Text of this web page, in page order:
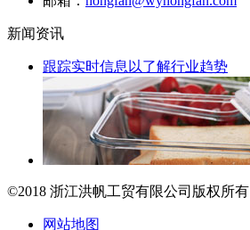
新闻资讯
跟踪实时信息以了解行业趋势
©2018 浙江洪帆工贸有限公司 版权所有
网站地图